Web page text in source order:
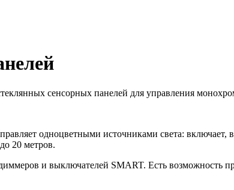
сенсорных панелей для управления
одноцветными источниками света: включает,
20 метров.
и выключателей SMART. Есть возможность